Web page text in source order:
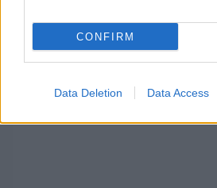
CONFIRM
Data Deletion Data Access